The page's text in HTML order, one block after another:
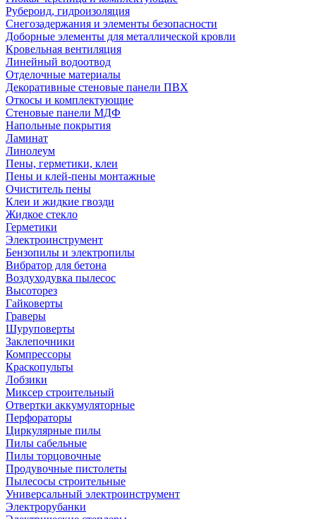
Рубероид, гидроизоляция
Снегозадержания и элементы безопасности
Доборные элементы для металлической кровли
Кровельная вентиляция
Линейный водоотвод
Отделочные материалы
Декоративные стеновые панели ПВХ
Откосы и комплектующие
Стеновые панели МДФ
Напольные покрытия
Ламинат
Линолеум
Пены, герметики, клеи
Пены и клей-пены монтажные
Очиститель пены
Клеи и жидкие гвозди
Жидкое стекло
Герметики
Электроинструмент
Бензопилы и электропилы
Вибратор для бетона
Воздуходувка пылесос
Высоторез
Гайковерты
Граверы
Шуруповерты
Заклепочники
Компрессоры
Краскопульты
Лобзики
Миксер строительный
Отвертки аккумуляторные
Перфораторы
Циркулярные пилы
Пилы сабельные
Пилы торцовочные
Продувочные пистолеты
Пылесосы строительные
Универсальный электроинструмент
Электрорубанки